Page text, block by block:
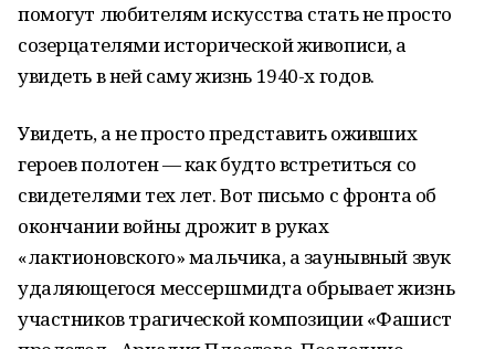
помогут любителям искусства стать не просто
созерцателями исторической живописи, а
увидеть в ней саму жизнь 1940-х годов.
Увидеть, а не просто представить оживших
героев полотен — как будто встретиться со
свидетелями тех лет. Вот письмо с фронта об
окончании войны дрожит в руках
«лактионовского» мальчика, а заунывный звук
удаляющегося мессершмидта обрывает жизнь
участников трагической композиции «Фашист